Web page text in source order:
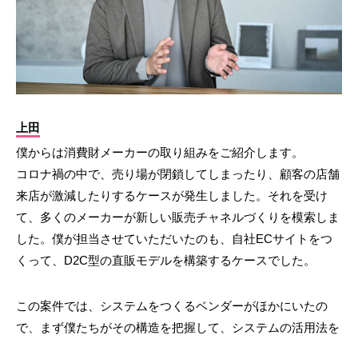
上田
僕からは消費財メーカーの取り組みをご紹介します。
コロナ禍の中で、売り場が閉鎖してしまったり、顧客の店舗
来店が激減したりするケースが発生しました。それを受け
て、多くのメーカーが新しい販売チャネルづくりを模索しま
した。僕が担当させていただいたのも、自社ECサイトをつ
くって、D2C型の直販モデルを構築するケースでした。
この案件では、システムをつくるベンダーがほかにいたの
で、まず僕たちがその構造を把握して、システムの活用法を